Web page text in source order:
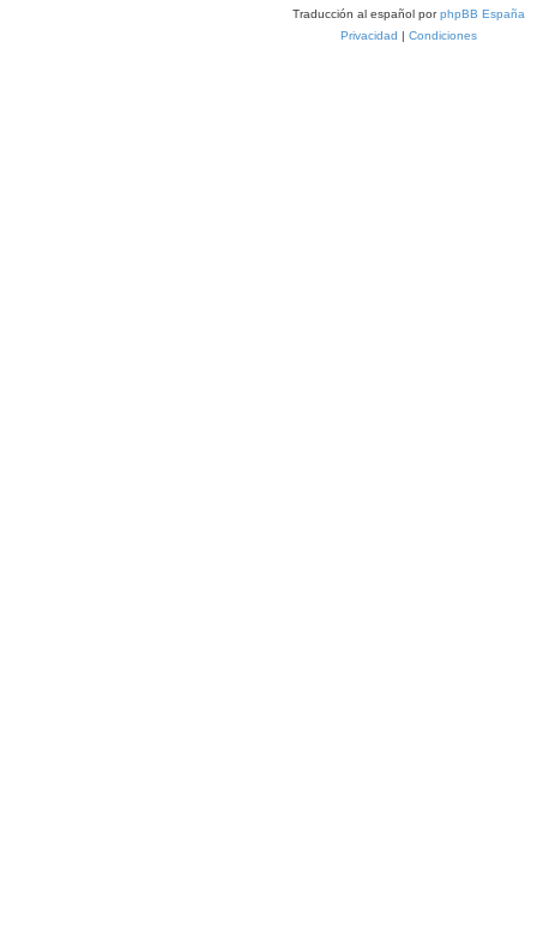
Traducción al español porphpBB España
Privacidad | Condiciones